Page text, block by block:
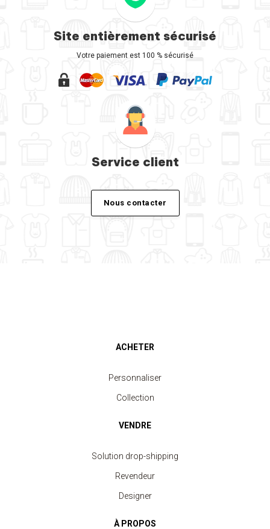
Site entièrement sécurisé
Votre paiement est 100 % sécurisé
Service client
Nous contacter
ACHETER
Personnaliser
Collection
VENDRE
Solution drop-shipping
Revendeur
Designer
À PROPOS